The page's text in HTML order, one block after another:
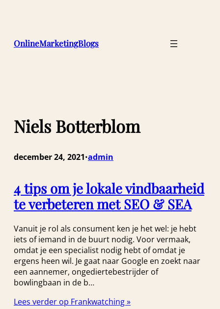
inhoud
OnlineMarketingBlogs
Niels Botterblom
december 24, 2021•admin
4 tips om je lokale vindbaarheid
te verbeteren met SEO & SEA
Vanuit je rol als consument ken je het wel: je hebt
iets of iemand in de buurt nodig. Voor vermaak,
omdat je een specialist nodig hebt of omdat je
ergens heen wil. Je gaat naar Google en zoekt naar
een aannemer, ongediertebestrijder of
bowlingbaan in de b…
Lees verder op Frankwatching »